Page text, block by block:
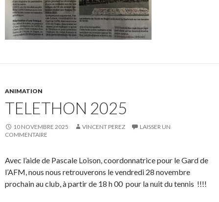
ANIMATION
TELETHON 2025
10 NOVEMBRE 2025 VINCENT PEREZ
LAISSER UN
COMMENTAIRE
Avec l’aide de Pascale Loison,coordonnatrice pour le Gard de
l’AFM, nous nous retrouverons le vendredi 28 novembre
prochain au club, à partir de 18 h 00 pour la nuit du tennis !!!!